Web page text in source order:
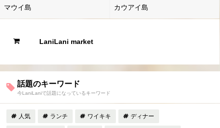
マウイ島 カウアイ島
LaniLani market
話題のキーワード
今LaniLaniで話題になっているキーワード
人気 ランチ ワイキキ ディナー